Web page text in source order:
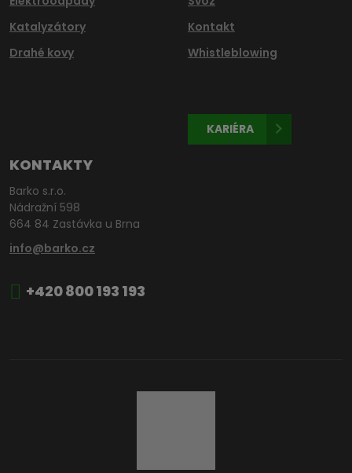
Katalyzátory
Drahé kovy
Kontakt
Whistleblowing
KARIÉRA
KONTAKTY
Barko s.r.o.
Nádražní 598
664 84 Zastávka u Brna
info@barko.cz
+420 800 193 193